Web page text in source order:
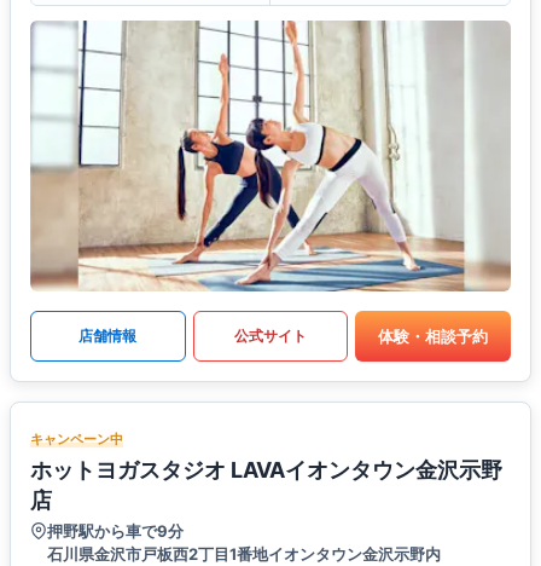
店舗情報 公式サイト 体験・相談予約
キャンペーン中
ホットヨガスタジオ LAVAイオンタウン金沢示野
店
押野駅から車で9分
石川県金沢市戸板西2丁目1番地イオンタウン金沢示野内